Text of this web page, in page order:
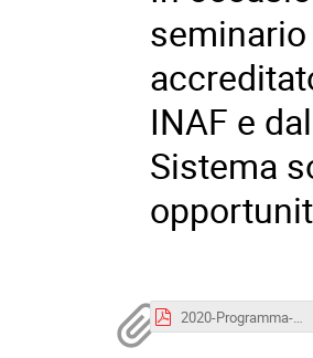
INAF e
Sistema
2020-Programma-corsogiornalisti.pdf